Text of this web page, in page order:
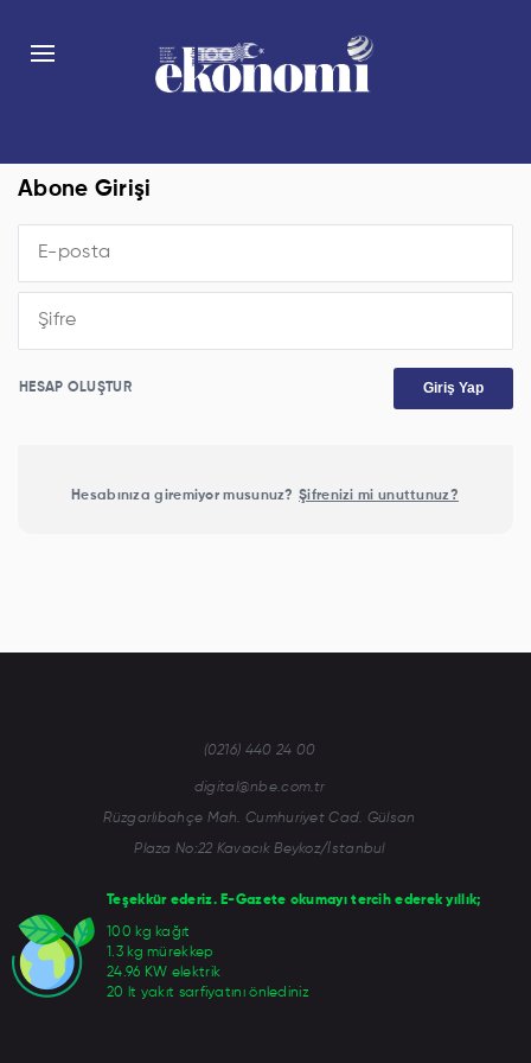
Abone Girişi
HESAP OLUŞTUR Giriş Yap
Hesabınıza giremiyor musunuz? Şifrenizi mi unuttunuz?
Teşekkür ederiz. E-Gazete okumayı tercih ederek yıllık;
100 kg kağıt
1.3 kg mürekkep
24.96 KW elektrik
20 lt yakıt sarfiyatını önlediniz
(0216) 440 24 00
digital@nbe.com.tr
Rüzgarlıbahçe Mah. Cumhuriyet Cad. Gülsan
Plaza No:22 Kavacık Beykoz/İstanbul